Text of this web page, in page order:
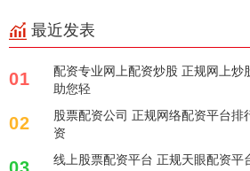
最近发表
01
配资专业网上配资炒股 正规网上炒
助您轻
02
股票配资公司 正规网络配资平台排行：精选榜单助您安心投
资
线上股票配资平台 正规天眼配资平